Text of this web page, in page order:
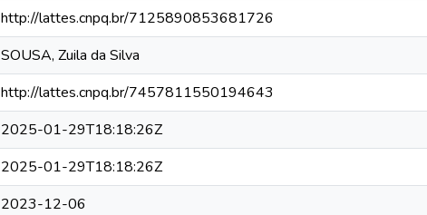
http://lattes.cnpq.br/7125890853681726
SOUSA, Zuila da Silva
http://lattes.cnpq.br/7457811550194643
2025-01-29T18:18:26Z
2025-01-29T18:18:26Z
2023-12-06